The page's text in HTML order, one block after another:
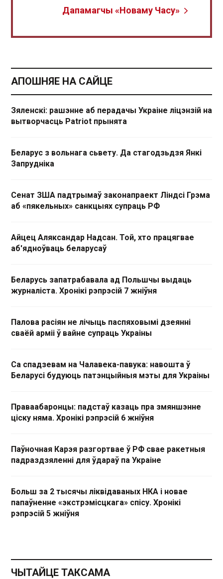
Дапамагчы «Новаму Часу»
АПОШНЯЕ НА САЙЦЕ
Зяленскі: рашэнне аб перадачы Украіне ліцэнзій на
вытворчасць Patriot прынята
Беларус з вольнага сьвету. Да стагодзьдзя Янкі
Запрудніка
Сенат ЗША падтрымаў законапраект Ліндсі Грэма
аб «пякельных» санкцыях супраць РФ
Айцец Аляксандар Надсан. Той, хто працягвае
аб'ядноўваць беларусаў
Беларусь запатрабавала ад Польшчы выдаць
журналіста. Хронікі рэпрэсій 7 жніўня
Палова расіян не лічыць паспяховымі дзеянні
сваёй арміі ў вайне супраць Украіны
Са спадзевам на Чалавека-павука: навошта ў
Беларусі будуюць патэнцыйныя мэты для Украіны
Праваабаронцы: падстаў казаць пра змяншэнне
ціску няма. Хронікі рэпрэсій 6 жніўня
Паўночная Карэя разгортвае ў РФ свае ракетныя
падраздзяленні для ўдараў па Украіне
Больш за 2 тысячы ліквідаваных НКА і новае
папаўненне «экстрэмісцкага» спісу. Хронікі
рэпрэсій 5 жніўня
ЧЫТАЙЦЕ ТАКСАМА